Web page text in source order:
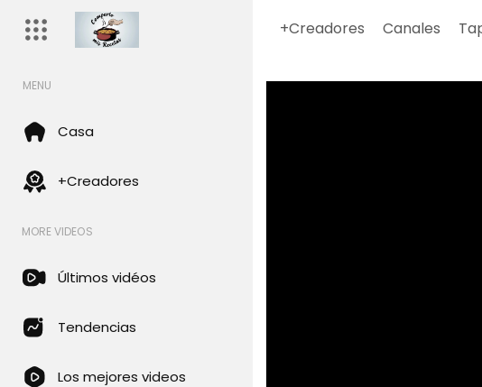
+Creadores Canales
MENU
Casa
+Creadores
MORE VIDEOS
Últimos vidéos
Tendencias
Los mejores videos